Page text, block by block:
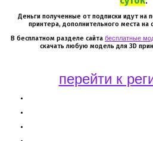
Деньги полученные от подписки идут на
принтера, дополнительного места на
В бесплатном разделе сайта бесплатные
скачать любую модель для 3D
перейти к